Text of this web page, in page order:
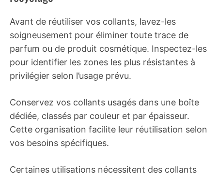
Avant de réutiliser vos collants, lavez-les
soigneusement pour éliminer toute trace de
parfum ou de produit cosmétique. Inspectez-les
pour identifier les zones les plus résistantes à
privilégier selon l’usage prévu.
Conservez vos collants usagés dans une boîte
dédiée, classés par couleur et par épaisseur.
Cette organisation facilite leur réutilisation selon
vos besoins spécifiques.
Certaines utilisations nécessitent des collants